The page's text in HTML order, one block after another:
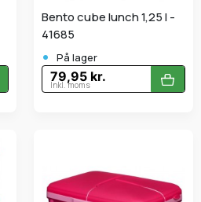
Bento cube lunch 1,25 l -
41685
• På lager
79,95 kr.
Inkl. moms